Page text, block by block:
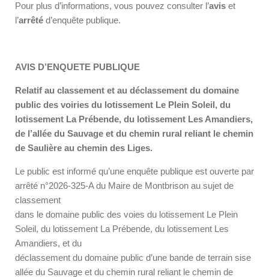
Pour plus d’informations, vous pouvez consulter l’avis et
l’arrêté d’enquête publique.
AVIS D’ENQUETE PUBLIQUE
Relatif au classement et au déclassement du domaine
public des voiries du lotissement Le Plein Soleil, du
lotissement La Prébende, du lotissement Les Amandiers,
de l’allée du Sauvage et du chemin rural reliant le chemin
de Saulière au chemin des Liges.
Le public est informé qu’une enquête publique est ouverte par
arrêté n°2026-325-A du Maire de Montbrison au sujet de
classement
dans le domaine public des voies du lotissement Le Plein
Soleil, du lotissement La Prébende, du lotissement Les
Amandiers, et du
déclassement du domaine public d’une bande de terrain sise
allée du Sauvage et du chemin rural reliant le chemin de